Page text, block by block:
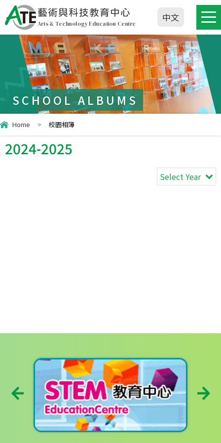
藝術與科技教育中心
Arts & Technology Education Centre
中文
SCHOOL ALBUMS
Home > 校園相簿
2024-2025
Select Year